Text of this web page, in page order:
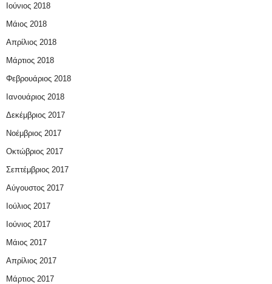
Ιούνιος 2018
Μάιος 2018
Απρίλιος 2018
Μάρτιος 2018
Φεβρουάριος 2018
Ιανουάριος 2018
Δεκέμβριος 2017
Νοέμβριος 2017
Οκτώβριος 2017
Σεπτέμβριος 2017
Αύγουστος 2017
Ιούλιος 2017
Ιούνιος 2017
Μάιος 2017
Απρίλιος 2017
Μάρτιος 2017